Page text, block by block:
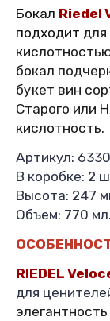
Бокал Riedel
подходит для
бокал
букет вин
Старого или
кислотность.
Артикул:
В коробке: 2
Высота: 247
Объем: 770 мл.
RIEDEL
для